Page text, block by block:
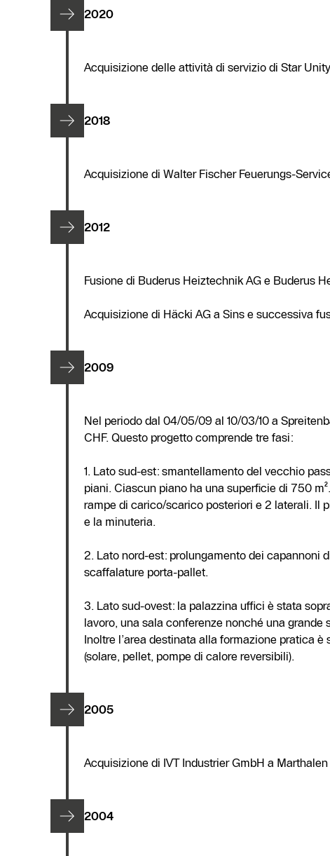
2020
Acquisizione delle attività di servizio di Star
2018
Acquisizione di Walter Fischer Feuerungs-
2012
Fusione di Buderus Heiztechnik AG e Buderus
Acquisizione di Häcki AG a Sins e successiva
2009
Nel periodo dal 04/05/09 al 10/03/10 a
CHF. Questo progetto comprende tre fasi:
1. Lato sud-est: smantellamento del vecchio
piani. Ciascun piano ha una superficie di 750
rampe di carico/scarico posteriori e 2 laterali. Il
e la minuteria.
2. Lato nord-est: prolungamento dei capannoni
scaffalature porta-pallet.
3. Lato sud-ovest: la palazzina uffici è stata
lavoro, una sala conferenze nonché una
Inoltre l’area destinata alla formazione pratica
(solare, pellet, pompe di calore reversibili).
2005
Acquisizione di IVT Industrier GmbH a
2004